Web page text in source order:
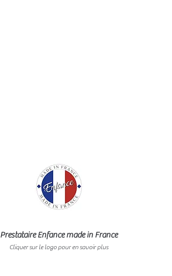
Prestataire Enfance made in France
Cliquer sur le logo pour en savoir plus